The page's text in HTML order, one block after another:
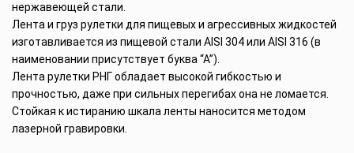
нержавеющей стали.
Лента и груз рулетки для пищевых и агрессивных жидкостей
изготавливается из пищевой стали AISI 304 или AISI 316 (в
наименовании присутствует буква “А”).
Лента рулетки РНГ обладает высокой гибкостью и
прочностью, даже при сильных перегибах она не ломается.
Стойкая к истиранию шкала ленты наносится методом
лазерной гравировки.